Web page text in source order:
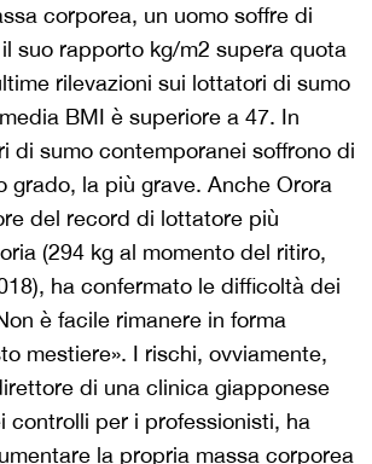
corporea, un uomo soffre di
suo rapporto kg/m2 supera quota
rilevazioni sui lottatori di sumo
BMI è superiore a 47. In
di sumo contemporanei soffrono di
grado, la più grave. Anche Orora
del record di lottatore più
(294 kg al momento del ritiro,
ha confermato le difficoltà dei
è facile rimanere in forma
mestiere». I rischi, ovviamente,
di una clinica giapponese
controlli per i professionisti, ha
la propria massa corporea